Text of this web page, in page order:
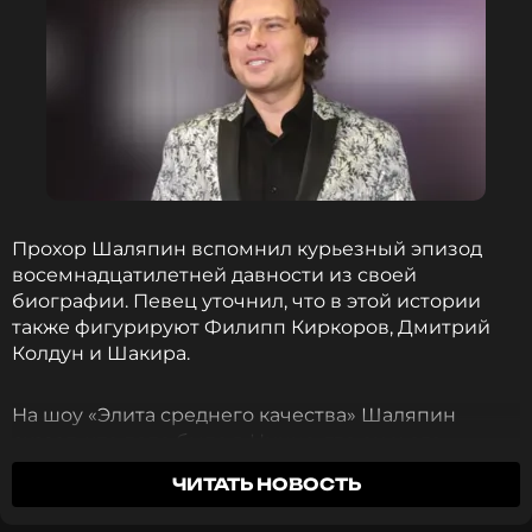
Читайте нас в ВКонтакте, чтобы
оставаться в курсе событий
ПОДПИСАТЬСЯ
Прохор Шаляпин вспомнил курьезный эпизод
восемнадцатилетней давности из своей
биографии. Певец уточнил, что в этой истории
также фигурируют Филипп Киркоров, Дмитрий
Колдун и Шакира.
На шоу «Элита среднего качества» Шаляпин
сказал, что дело было в Ницце, где он и его
коллеги по сцене выступили на «очень крутом»
корпоративе, организованном неким «серьезным
ЧИТАТЬ НОВОСТЬ